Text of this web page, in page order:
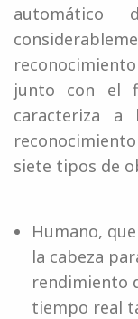
automático
junto con el
caracteriza a
siete tipos de
Humano,
la cabeza
rendimiento
tiempo real